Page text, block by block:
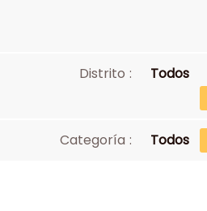
Distrito : Todos
Categoría : Todos